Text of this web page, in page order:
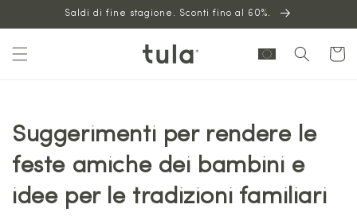
contenuto
Saldi di fine stagione. Sconti fino al 60%.
Carrello
Suggerimenti per rendere le
feste amiche dei bambini e
idee per le tradizioni familiari